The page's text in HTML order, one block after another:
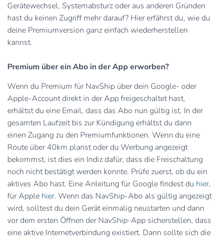
Gerätewechsel, Systemabsturz oder aus anderen Gründen
hast du keinen Zugriff mehr darauf? Hier erfährst du, wie du
deine Premiumversion ganz einfach wiederherstellen
kannst.
Premium über ein Abo in der App erworben?
Wenn du Premium für NavShip über dein Google- oder
Apple-Account direkt in der App freigeschaltet hast,
erhältst du eine Email, dass das Abo nun gültig ist. In der
gesamten Laufzeit bis zur Kündigung erhältst du dann
einen Zugang zu den Premiumfunktionen. Wenn du eine
Route über 40km planst oder du Werbung angezeigt
bekommst, ist dies ein Indiz dafür, dass die Freischaltung
noch nicht bestätigt werden konnte. Prüfe zuerst, ob du ein
aktives Abo hast. Eine Anleitung für Google findest du hier,
für Apple hier. Wenn das NavShip-Abo als gültig angezeigt
wird, solltest du dein Gerät einmalig neustarten und dann
vor dem ersten Öffnen der NavShip-App sicherstellen, dass
eine aktive Internetverbindung existiert. Dann sollte sich die